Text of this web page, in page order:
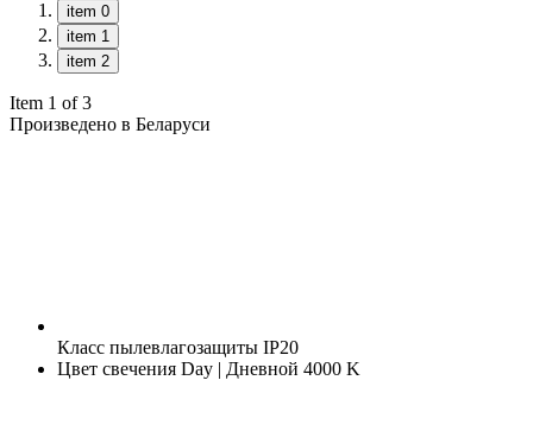
item 0
item 1
item 2
Item 1 of 3
Произведено в Беларуси
Класс пылевлагозащиты IP20
Цвет свечения Day | Дневной 4000 K